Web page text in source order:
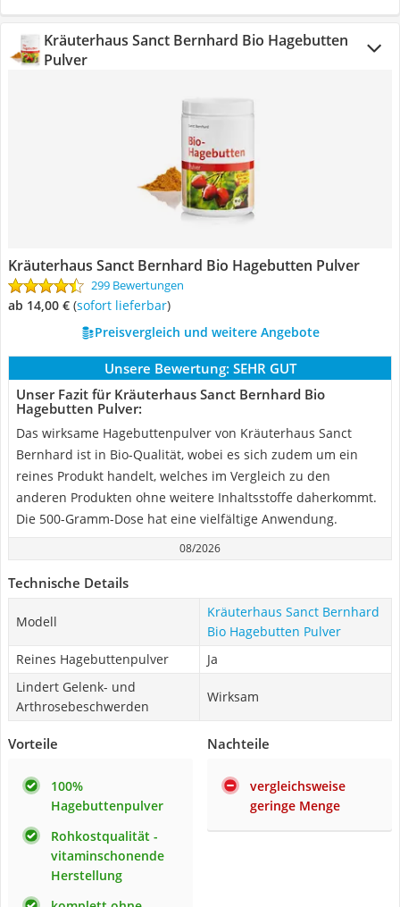
Kräuterhaus Sanct Bernhard Bio Hagebutten
Pulver
Kräuterhaus Sanct Bernhard Bio Hagebutten Pulver
299 Bewertungen
ab 14,00 € ( Sofort lieferbar)
Preisvergleich und weitere Angebote
Unsere Bewertung: SEHR GUT
Unser Fazit für Kräuterhaus Sanct Bernhard Bio
Hagebutten Pulver:
Das wirksame Hagebuttenpulver von Kräuterhaus Sanct
Bernhard ist in Bio-Qualität, wobei es sich zudem um ein
reines Produkt handelt, welches im Vergleich zu den
anderen Produkten ohne weitere Inhaltsstoffe daherkommt.
Die 500-Gramm-Dose hat eine vielfältige Anwendung.
08/2026
Technische Details
Modell
Kräuterhaus Sanct Bernhard
Bio Hagebutten Pulver
Reines Hagebuttenpulver
Ja
Lindert Gelenk- und
Arthrosebeschwerden
Wirksam
Vorteile
100%
Hagebuttenpulver
Rohkostqualität -
vitaminschonende
Herstellung
Nachteile
vergleichsweise
geringe Menge